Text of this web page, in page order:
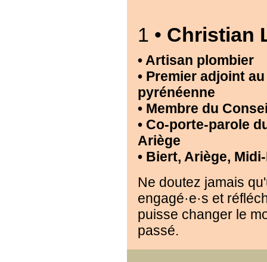
1 • Christian
• Artisan plombier
• Premier adjoint
pyrénéenne
• Membre du
• Co-porte-parole
Ariège
• Biert, Ariège,
Ne doutez jamais
engagé·e·s et
puisse changer le
passé.